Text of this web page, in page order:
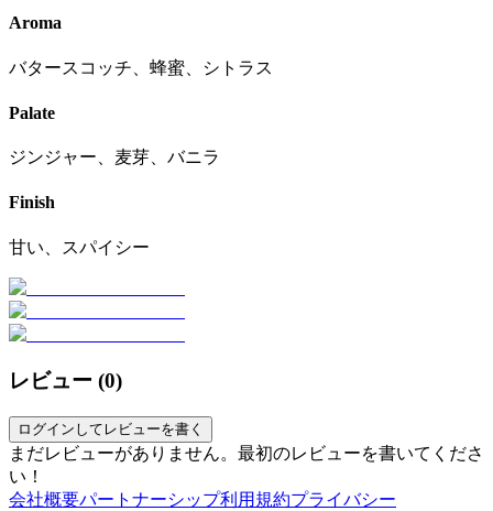
Aroma
バタースコッチ、蜂蜜、シトラス
Palate
ジンジャー、麦芽、バニラ
Finish
甘い、スパイシー
レビュー (0)
ログインしてレビューを書く
まだレビューがありません。最初のレビューを書いてくださ
い！
会社概要パートナーシップ利用規約プライバシー